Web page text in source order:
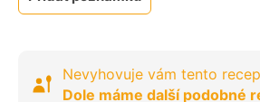
Nevyhovuje vám tento
Dole máme další podobné